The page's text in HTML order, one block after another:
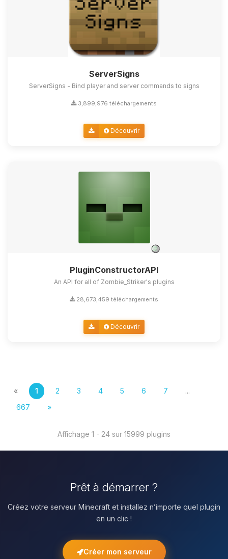
ServerSigns
ServerSigns - Bind player and server commands to signs
3,899,976 téléchargements
Découvrir
PluginConstructorAPI
An API for all of Zombie_Striker's plugins
28,673,459 téléchargements
Découvrir
« 1 2 3 4 5 6 7
...
667
»
Affichage 1 - 24 sur 15999 plugins
Prêt à démarrer ?
Créez votre serveur Minecraft et installez n’importe quel plugin
en un clic !
Créer mon serveur